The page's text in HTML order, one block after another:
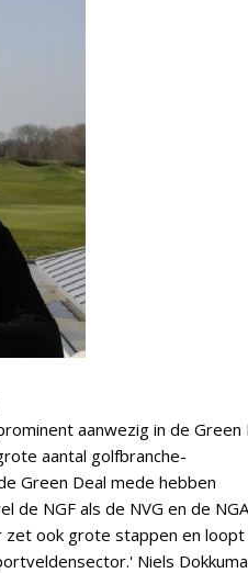
aanwezig in de Green
aantal golfbranche-
Green Deal mede hebben
de NGF als de NVG en de NGA
zet ook grote stappen en
Niels